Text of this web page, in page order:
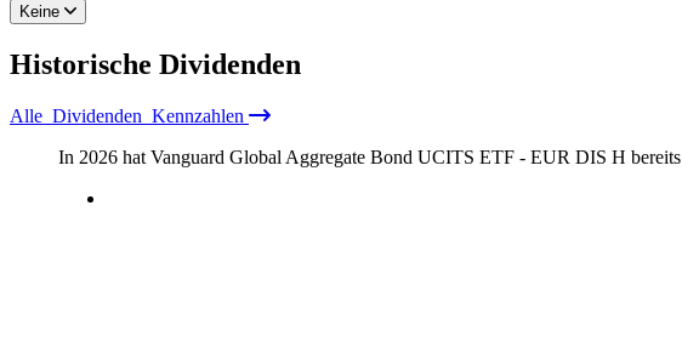
Keine
Historische Dividenden
Alle Dividenden Kennzahlen
In 2026 hat Vanguard Global Aggregate Bond UCITS ETF - EUR DIS H bereits